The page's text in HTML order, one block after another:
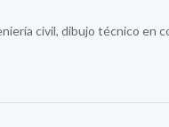
civil, dibujo técnico